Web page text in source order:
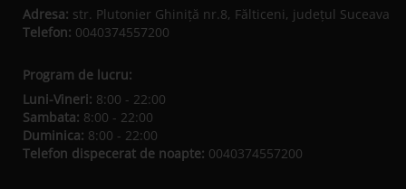
Adresa: str. Plutonier Ghiniţă nr.8, Fălticeni, judeţul Suceava
Telefon: 0040374557200
Program de lucru:
Luni-Vineri: 8:00 - 22:00
Sambata: 8:00 - 22:00
Duminica: 8:00 - 22:00
Telefon dispecerat de noapte: 0040374557200